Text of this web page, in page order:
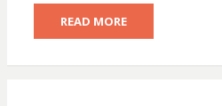
READ MORE